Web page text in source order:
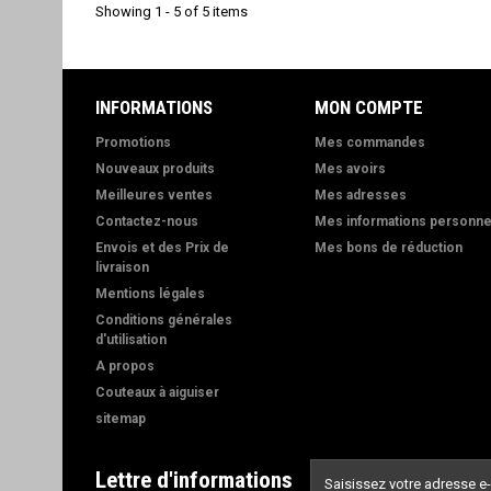
Showing 1 - 5 of 5 items
INFORMATIONS
Promotions
Nouveaux produits
Meilleures ventes
Contactez-nous
Envois et des Prix de
livraison
Mentions légales
Conditions générales
d'utilisation
A propos
Couteaux à aiguiser
sitemap
MON COMPTE
Mes commandes
Mes avoirs
Mes adresses
Mes informations
Mes bons de réduction
Lettre d'informations